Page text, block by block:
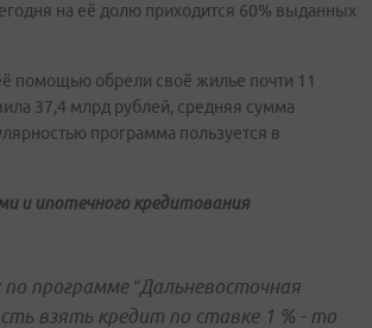
на её долю приходится 60% выданных
помощью обрели своё жилье почти 11
37,4 млрд рублей, средняя сумма
программа пользуется в
и ипотечного кредитования
программе “Дальневосточная
взять кредит по ставке 1 % - то